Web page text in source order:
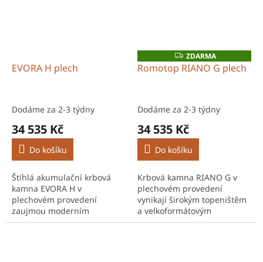
EVORA H plech
Dodáme za 2-3 týdny
34 535 Kč
Do košíku
Štíhlá akumulační krbová
kamna EVORA H v
plechovém provedení
zaujmou moderním
vzhledem a vysokou
Z
D
A
ZDARMA
Romotop RIANO G plech
Dodáme za 2-3 týdny
34 535 Kč
Do košíku
Krbová kamna RIANO G v
plechovém provedení
vynikají širokým topeništěm
a velkoformátovým
prosklením, které poskytuje